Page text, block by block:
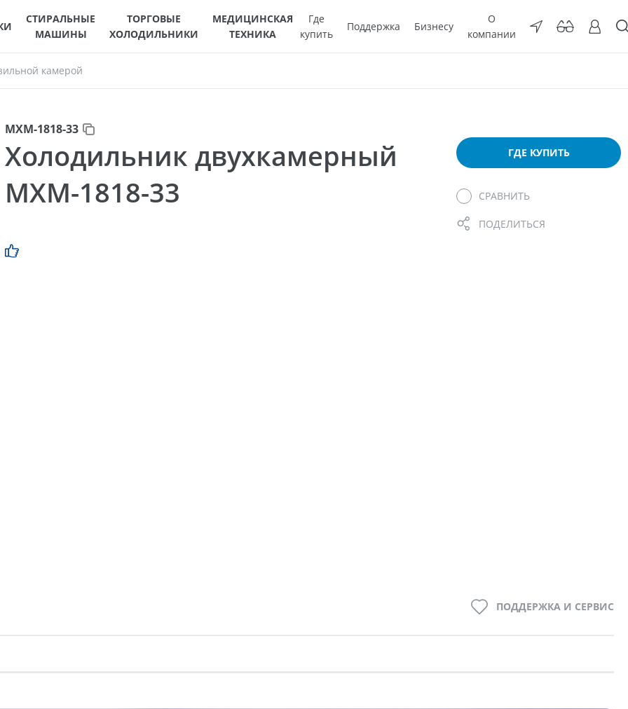
СТИРАЛЬНЫЕ
МАШИНЫ
ТОРГОВЫЕ
ХОЛОДИЛЬНИКИ
МЕДИЦИНСКАЯ
ТЕХНИКА
Где
купить
Поддержка Бизнесу
О
компании
камерой
МХМ-1818-33
Холодильник двухкамерный
МХМ-1818-33
ГДЕ КУПИТЬ
СРАВНИТЬ
ПОДЕЛИТЬСЯ
ПОДДЕРЖКА И СЕРВИС